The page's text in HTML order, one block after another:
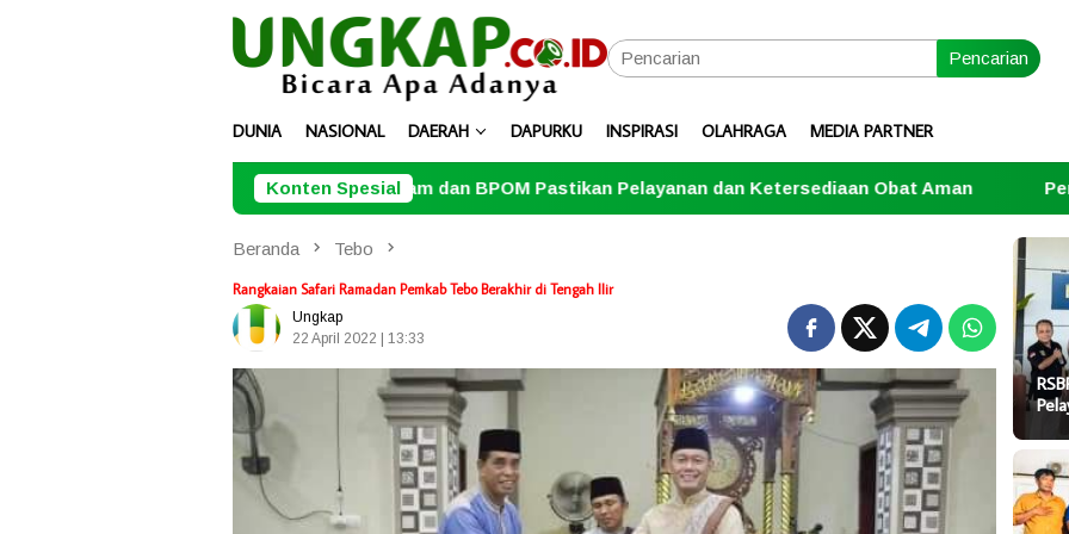
Pencarian
DUNIA NASIONAL DAERAH DAPURKU INSPIRASI OLAHRAGA MEDIA PARTNER
Konten Spesial
RSBP Batam dan BPOM Pastikan Pelayanan dan Ketersediaan Obat Aman Penutupan Turnamen
Beranda Tebo
Rangkaian Safari Ramadan Pemkab Tebo Berakhir di Tengah Ilir
Ungkap
22 April 2022 | 13:33